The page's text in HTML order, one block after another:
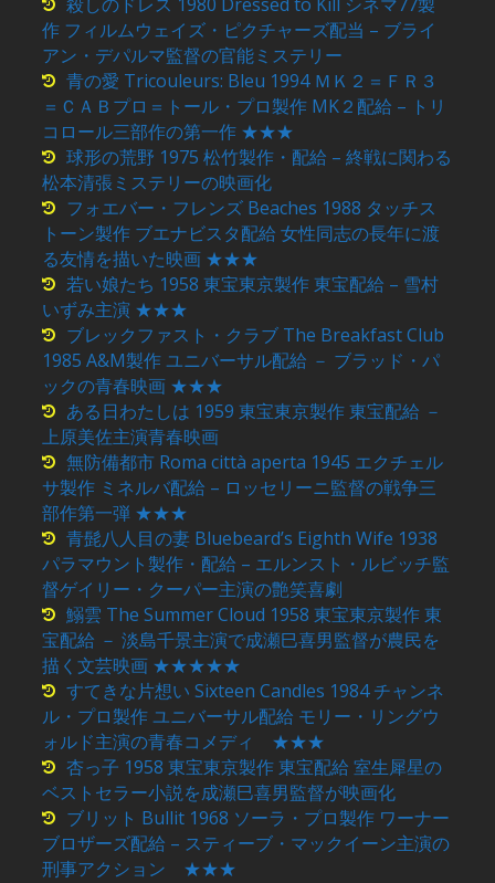
殺しのドレス 1980 Dressed to Kill シネマ77製
作 フィルムウェイズ・ピクチャーズ配当 – ブライ
アン・デパルマ監督の官能ミステリー
青の愛 Tricouleurs: Bleu 1994 ＭＫ２＝ＦＲ３
＝ＣＡＢプロ＝トール・プロ製作 MK２配給 – トリ
コロール三部作の第一作 ★★★
球形の荒野 1975 松竹製作・配給 – 終戦に関わる
松本清張ミステリーの映画化
フォエバー・フレンズ Beaches 1988 タッチス
トーン製作 ブエナビスタ配給 女性同志の長年に渡
る友情を描いた映画 ★★★
若い娘たち 1958 東宝東京製作 東宝配給 – 雪村
いずみ主演 ★★★
ブレックファスト・クラブ The Breakfast Club
1985 A&M製作 ユニバーサル配給 － ブラッド・パ
ックの青春映画 ★★★
ある日わたしは 1959 東宝東京製作 東宝配給 －
上原美佐主演青春映画
無防備都市 Roma città aperta 1945 エクチェル
サ製作 ミネルバ配給 – ロッセリーニ監督の戦争三
部作第一弾 ★★★
青髭八人目の妻 Bluebeard’s Eighth Wife 1938
パラマウント製作・配給 – エルンスト・ルビッチ監
督ゲイリー・クーパー主演の艶笑喜劇
鰯雲 The Summer Cloud 1958 東宝東京製作 東
宝配給 － 淡島千景主演で成瀬巳喜男監督が農民を
描く文芸映画 ★★★★★
すてきな片想い Sixteen Candles 1984 チャンネ
ル・プロ製作 ユニバーサル配給 モリー・リングウ
ォルド主演の青春コメディ ★★★
杏っ子 1958 東宝東京製作 東宝配給 室生犀星の
ベストセラー小説を成瀬巳喜男監督が映画化
ブリット Bullit 1968 ソーラ・プロ製作 ワーナー
ブロザーズ配給 – スティーブ・マックイーン主演の
刑事アクション ★★★